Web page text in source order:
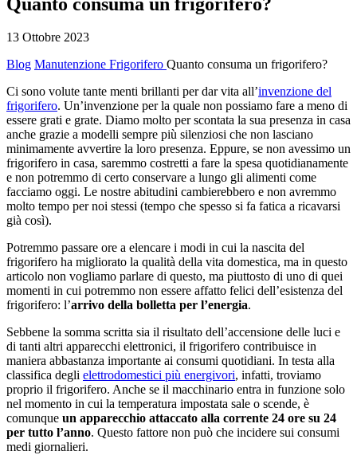
13 Ottobre 2023
Blog Manutenzione Frigorifero Quanto consuma un frigorifero?
Ci sono volute tante menti brillanti per dar vita all’invenzione del
frigorifero. Un’invenzione per la quale non possiamo fare a meno di
essere grati e grate. Diamo molto per scontata la sua presenza in casa
anche grazie a modelli sempre più silenziosi che non lasciano
minimamente avvertire la loro presenza. Eppure, se non avessimo un
frigorifero in casa, saremmo costretti a fare la spesa quotidianamente
e non potremmo di certo conservare a lungo gli alimenti come
facciamo oggi. Le nostre abitudini cambierebbero e non avremmo
molto tempo per noi stessi (tempo che spesso si fa fatica a ricavarsi
già così).
Potremmo passare ore a elencare i modi in cui la nascita del
frigorifero ha migliorato la qualità della vita domestica, ma in questo
articolo non vogliamo parlare di questo, ma piuttosto di uno di quei
momenti in cui potremmo non essere affatto felici dell’esistenza del
frigorifero: l’arrivo della bolletta per l’energia.
Sebbene la somma scritta sia il risultato dell’accensione delle luci e
di tanti altri apparecchi elettronici, il frigorifero contribuisce in
maniera abbastanza importante ai consumi quotidiani. In testa alla
classifica degli elettrodomestici più energivori, infatti, troviamo
proprio il frigorifero. Anche se il macchinario entra in funzione solo
nel momento in cui la temperatura impostata sale o scende, è
comunque un apparecchio attaccato alla corrente 24 ore su 24
per tutto l’anno. Questo fattore non può che incidere sui consumi
medi giornalieri.